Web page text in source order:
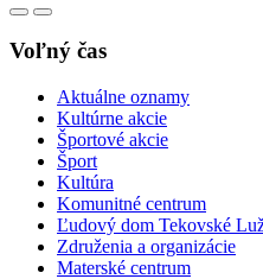
Voľný čas
Aktuálne oznamy
Kultúrne akcie
Športové akcie
Šport
Kultúra
Komunitné centrum
Ľudový dom Tekovské
Združenia a organizácie
Materské centrum